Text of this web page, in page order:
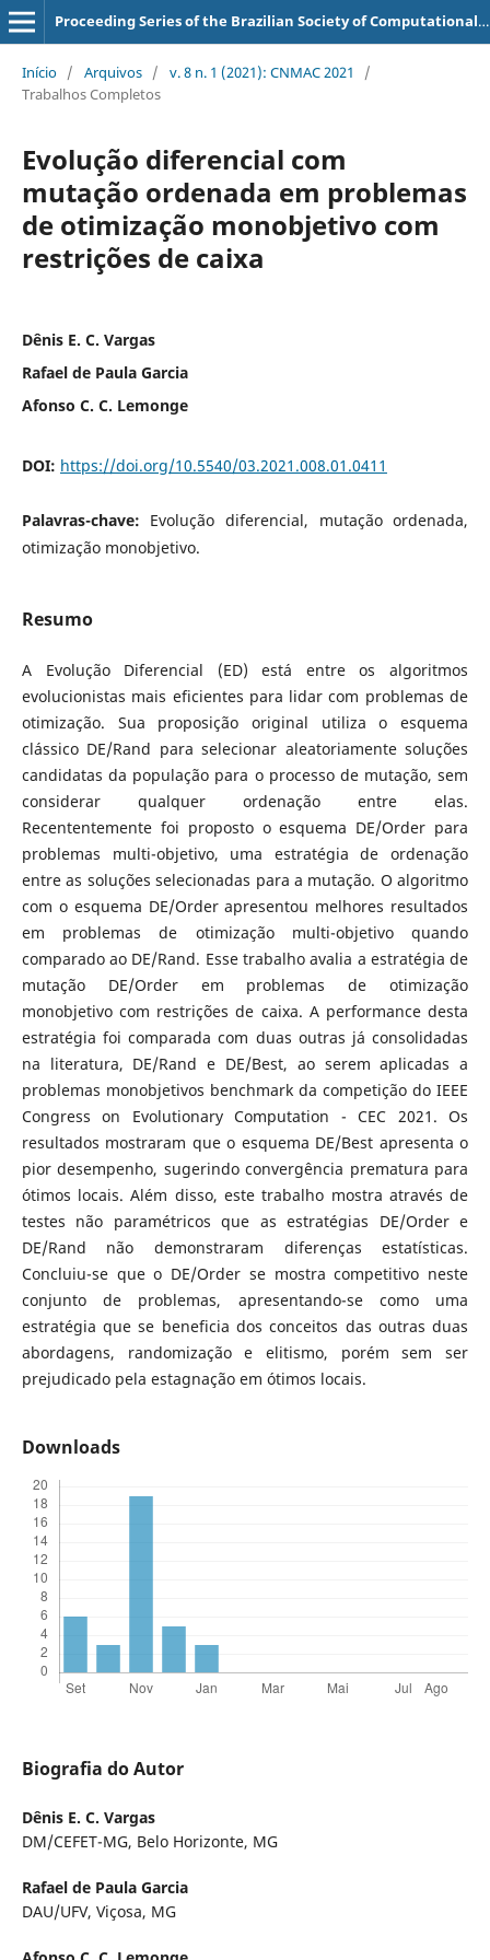
Proceeding Series of the Brazilian Society of Computational and Applied Mathematics
Início / Arquivos / v. 8 n. 1 (2021): CNMAC 2021
/
Trabalhos Completos
Evolução diferencial com
mutação ordenada em problemas
de otimização monobjetivo com
restrições de caixa
Dênis E. C. Vargas
Rafael de Paula Garcia
Afonso C. C. Lemonge
DOI: https://doi.org/10.5540/03.2021.008.01.0411
Palavras-chave: Evolução diferencial, mutação ordenada,
otimização monobjetivo.
Resumo
A Evolução Diferencial (ED) está entre os algoritmos
evolucionistas mais eficientes para lidar com problemas de
otimização. Sua proposição original utiliza o esquema
clássico DE/Rand para selecionar aleatoriamente soluções
candidatas da população para o processo de mutação, sem
considerar qualquer ordenação entre elas.
Recententemente foi proposto o esquema DE/Order para
problemas multi-objetivo, uma estratégia de ordenação
entre as soluções selecionadas para a mutação. O algoritmo
com o esquema DE/Order apresentou melhores resultados
em problemas de otimização multi-objetivo quando
comparado ao DE/Rand. Esse trabalho avalia a estratégia de
mutação DE/Order em problemas de otimização
monobjetivo com restrições de caixa. A performance desta
estratégia foi comparada com duas outras já consolidadas
na literatura, DE/Rand e DE/Best, ao serem aplicadas a
problemas monobjetivos benchmark da competição do IEEE
Congress on Evolutionary Computation - CEC 2021. Os
resultados mostraram que o esquema DE/Best apresenta o
pior desempenho, sugerindo convergência prematura para
ótimos locais. Além disso, este trabalho mostra através de
testes não paramétricos que as estratégias DE/Order e
DE/Rand não demonstraram diferenças estatísticas.
Concluiu-se que o DE/Order se mostra competitivo neste
conjunto de problemas, apresentando-se como uma
estratégia que se beneficia dos conceitos das outras duas
abordagens, randomização e elitismo, porém sem ser
prejudicado pela estagnação em ótimos locais.
Downloads
Biografia do Autor
Dênis E. C. Vargas
DM/CEFET-MG, Belo Horizonte, MG
Rafael de Paula Garcia
DAU/UFV, Viçosa, MG